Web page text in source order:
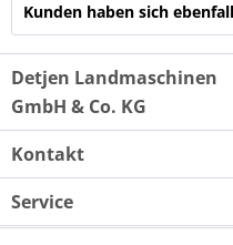
Kunden haben sich
Detjen Landmaschinen
GmbH & Co. KG
Kontakt
Service